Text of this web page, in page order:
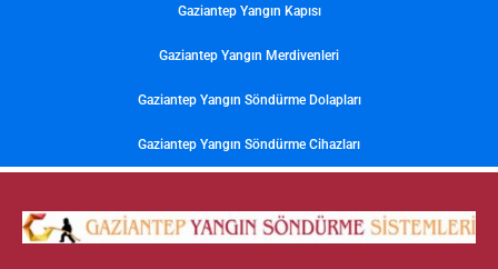
Gaziantep Yangın Kapısı
Gaziantep Yangın Merdivenleri
Gaziantep Yangın Söndürme Dolapları
Gaziantep Yangın Söndürme Cihazları